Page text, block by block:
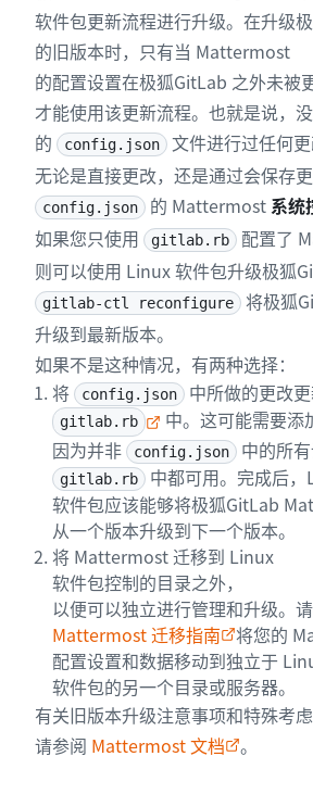
软件包更新流程进行升级。在升级
的旧版本时，只有当 Mattermost
的配置设置在极狐GitLab 之外未被
才能使用该更新流程。也就是说，
的
config.json
文件进行过任何
无论是直接更改，还是通过会保存
config.json 的 Mattermost系统
如果您只使用
gitlab.rb
配置了
则可以使用 Linux 软件包升级极狐
gitlab-ctl reconfigure
将极狐
升级到最新版本。
如果不是这种情况，有两种选择：
将
config.json 中所做的更改
gitlab.rb
中。这可能需要添
因为并非
config.json 中的所
gitlab.rb
中都可用。完成后
软件包应该能够将极狐GitLab
从一个版本升级到下一个版本。
将 Mattermost 迁移到 Linux
软件包控制的目录之外，
以便可以独立进行管理和升级。
Mattermost 迁移指南
将您的
配置设置和数据移动到独立于
软件包的另一个目录或服务器。
有关旧版本升级注意事项和特殊考虑
请参阅 Mattermost 文档 。